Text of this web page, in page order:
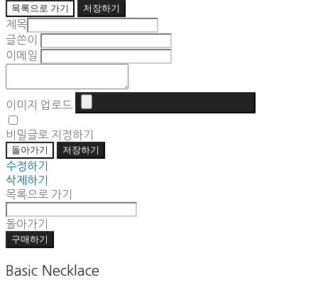
목록으로 가기 저장하기
제목
글쓴이
이메일
이미지 업로드
비밀글로 지정하기
돌아가기 저장하기
수정하기
삭제하기
목록으로 가기
돌아가기
구매하기
Basic Necklace